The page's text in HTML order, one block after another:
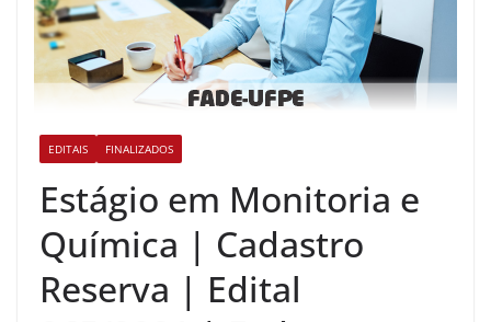
EDITAIS FINALIZADOS
Estágio em Monitoria e
Química | Cadastro
Reserva | Edital